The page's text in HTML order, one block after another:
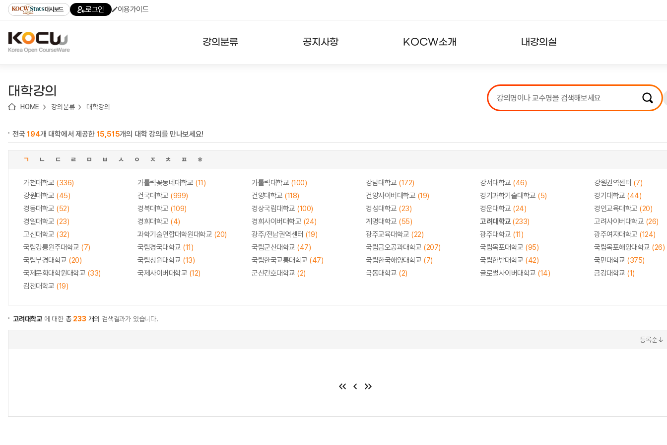
기
기
기
content)
가
대시보드 로그인 이용가이드
강의분류 공지사항 KOCW소개 내강의실
강의리스트
수강확인증강의
대학강의
HOME 강의분류 대학강의
전국194개 대학에서 제공한 15,515개의 대학 강의를 만나보세요!
ㄱ ㄴ ㄷ ㄹ ㅁ ㅂ ㅅ ㅇ ㅈ ㅊ ㅍ ㅎ
가천대학교 (336) 가톨릭꽃동네대학교 (11) 가톨릭대학교 (100) 강남대학교 (172) 강서대학교 (46) 강원권역센터 (7)
강원대학교 (45) 건국대학교 (999) 건양대학교 (118) 건양사이버대학교 (19) 경기과학기술대학교 (5) 경기대학교 (44)
경동대학교 (52) 경북대학교 (109) 경상국립대학교 (100) 경성대학교 (23) 경운대학교 (24) 경인교육대학교 (20)
경일대학교 (23) 경희대학교 (4) 경희사이버대학교 (24) 계명대학교 (55) 고려대학교(233) 고려사이버대학교 (26)
고신대학교 (32) 과학기술연합대학원대학교 (20) 광주/전남권역센터 (19) 광주교육대학교 (22) 광주대학교 (11) 광주여자대학교 (124)
국립강릉원주대학교 (7) 국립경국대학교 (11) 국립군산대학교 (47) 국립금오공과대학교 (207) 국립목포대학교 (95) 국립목포해양대학교 (26)
국립부경대학교 (20) 국립창원대학교 (13) 국립한국교통대학교 (47) 국립한국해양대학교 (7) 국립한밭대학교 (42) 국민대학교 (375)
국제문화대학원대학교 (33) 국제사이버대학교 (12) 군산간호대학교 (2) 극동대학교 (2) 글로벌사이버대학교 (14) 금강대학교 (1)
김천대학교 (19)
고려대학교 에 대한 총 233 개의 검색결과가 있습니다.
등록순↓